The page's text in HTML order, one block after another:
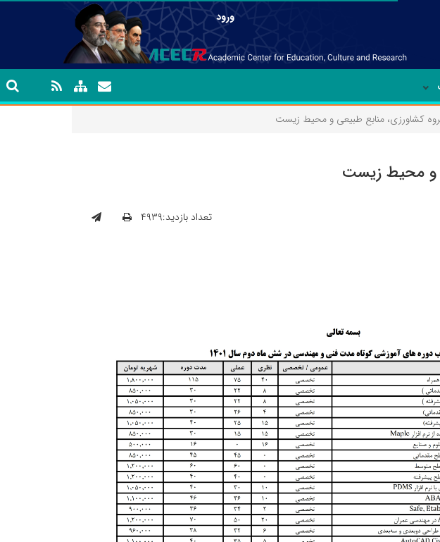
ورود
کشاورزی، منابع طبیعی و محیط زیست
و محیط زیست
تعداد بازدید:۴۹۳۹